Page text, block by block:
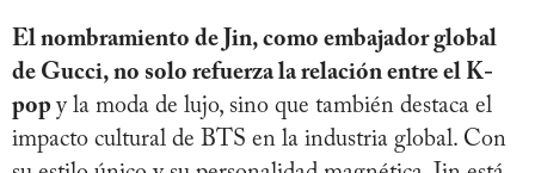
El nombramiento de Jin, como embajador global
de Gucci, no solo refuerza la relación entre el K-
pop y la moda de lujo, sino que también destaca el
impacto cultural de BTS en la industria global. Con